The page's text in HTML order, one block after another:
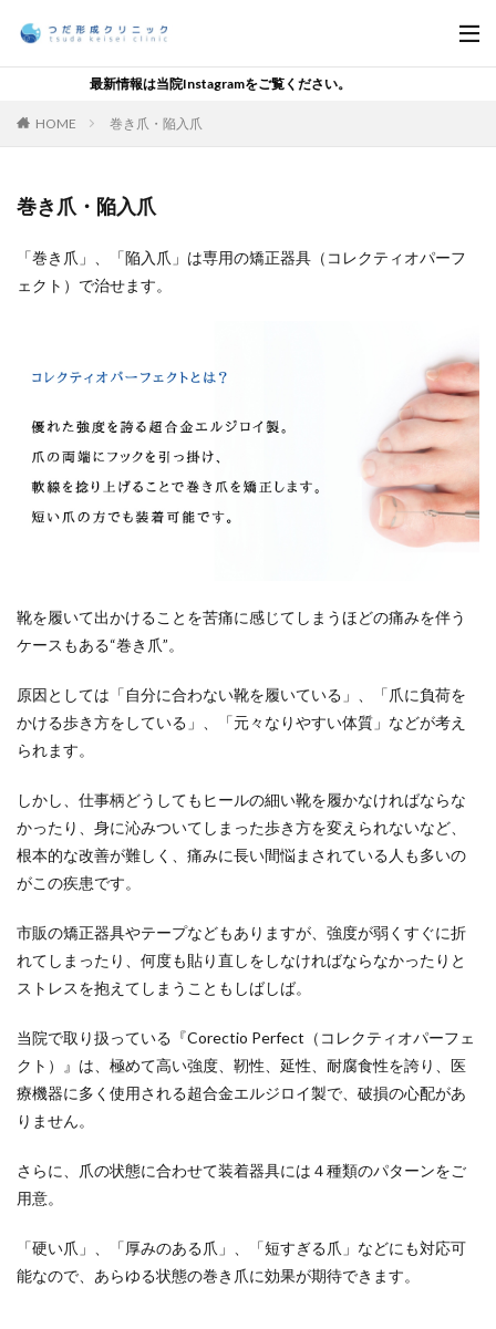
最新情報は当院Instagramをご覧ください。
HOME 巻き爪・陥入爪
巻き爪・陥入爪
「巻き爪」、「陥入爪」は専用の矯正器具（コレクティオパーフ
ェクト）で治せます。
靴を履いて出かけることを苦痛に感じてしまうほどの痛みを伴う
ケースもある“巻き爪”。
原因としては「自分に合わない靴を履いている」、「爪に負荷を
かける歩き方をしている」、「元々なりやすい体質」などが考え
られます。
しかし、仕事柄どうしてもヒールの細い靴を履かなければならな
かったり、身に沁みついてしまった歩き方を変えられないなど、
根本的な改善が難しく、痛みに長い間悩まされている人も多いの
がこの疾患です。
市販の矯正器具やテープなどもありますが、強度が弱くすぐに折
れてしまったり、何度も貼り直しをしなければならなかったりと
ストレスを抱えてしまうこともしばしば。
当院で取り扱っている『Corectio Perfect（コレクティオパーフェ
クト）』は、極めて高い強度、靭性、延性、耐腐食性を誇り、医
療機器に多く使用される超合金エルジロイ製で、破損の心配があ
りません。
さらに、爪の状態に合わせて装着器具には４種類のパターンをご
用意。
「硬い爪」、「厚みのある爪」、「短すぎる爪」などにも対応可
能なので、あらゆる状態の巻き爪に効果が期待できます。